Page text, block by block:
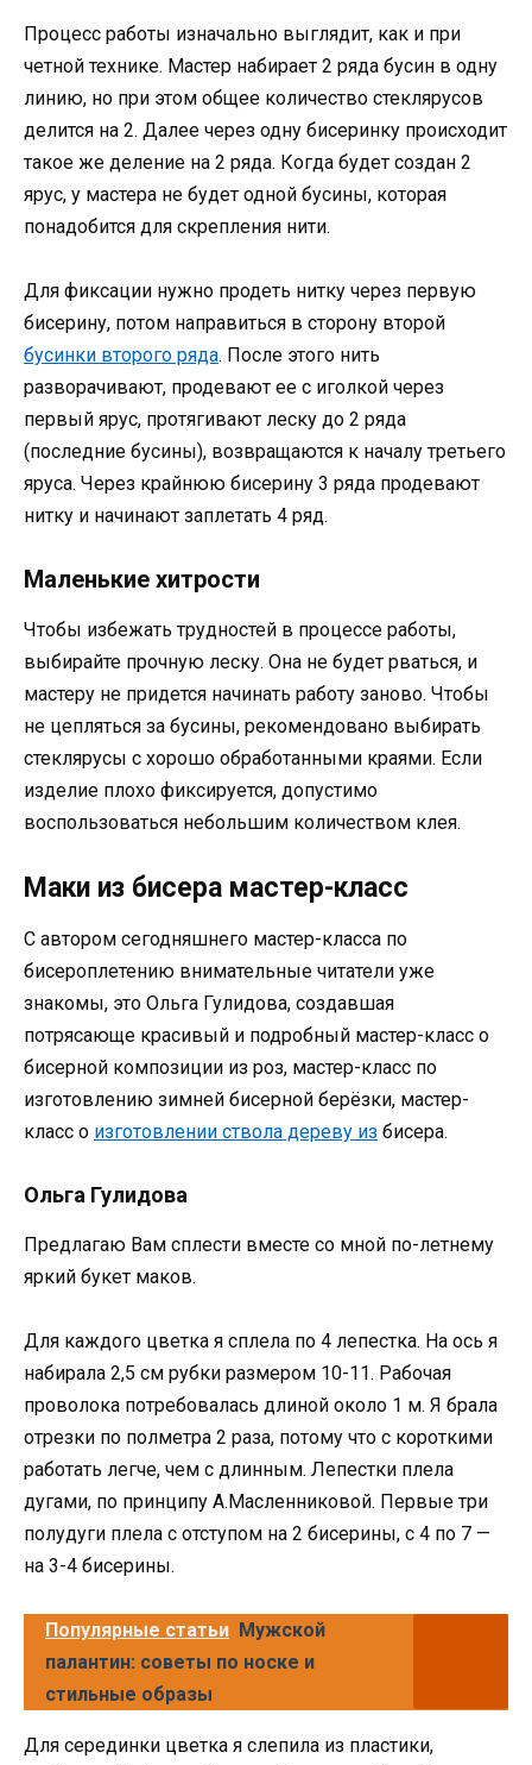
Процесс работы изначально выглядит, как и при
четной технике. Мастер набирает 2 ряда бусин в одну
линию, но при этом общее количество стеклярусов
делится на 2. Далее через одну бисеринку происходит
такое же деление на 2 ряда. Когда будет создан 2
ярус, у мастера не будет одной бусины, которая
понадобится для скрепления нити.
Для фиксации нужно продеть нитку через первую
бисерину, потом направиться в сторону второй
бусинки второго ряда. После этого нить
разворачивают, продевают ее с иголкой через
первый ярус, протягивают леску до 2 ряда
(последние бусины), возвращаются к началу третьего
яруса. Через крайнюю бисерину 3 ряда продевают
нитку и начинают заплетать 4 ряд.
Маленькие хитрости
Чтобы избежать трудностей в процессе работы,
выбирайте прочную леску. Она не будет рваться, и
мастеру не придется начинать работу заново. Чтобы
не цепляться за бусины, рекомендовано выбирать
стеклярусы с хорошо обработанными краями. Если
изделие плохо фиксируется, допустимо
воспользоваться небольшим количеством клея.
Маки из бисера мастер-класс
С автором сегодняшнего мастер-класса по
бисероплетению внимательные читатели уже
знакомы, это Ольга Гулидова, создавшая
потрясающе красивый и подробный мастер-класс о
бисерной композиции из роз, мастер-класс по
изготовлению зимней бисерной берёзки, мастер-
класс о изготовлении ствола дереву из бисера.
Ольга Гулидова
Предлагаю Вам сплести вместе со мной по-летнему
яркий букет маков.
Для каждого цветка я сплела по 4 лепестка. На ось я
набирала 2,5 см рубки размером 10-11. Рабочая
проволока потребовалась длиной около 1 м. Я брала
отрезки по полметра 2 раза, потому что с короткими
работать легче, чем с длинным. Лепестки плела
дугами, по принципу А.Масленниковой. Первые три
полудуги плела с отступом на 2 бисерины, с 4 по 7 —
на 3-4 бисерины.
Популярные статьи Мужской
палантин: советы по носке и
стильные образы
Для серединки цветка я слепила из пластики,